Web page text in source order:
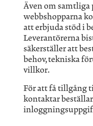
Även om
webbshopparna
att erbjuda stöd i
Leverantörerna
säkerställer att
behov, tekniska
villkor.
För att få tillgång
kontaktar